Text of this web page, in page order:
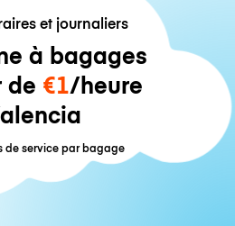
et journaliers
à bagages
de €1/heure
de service par bagage